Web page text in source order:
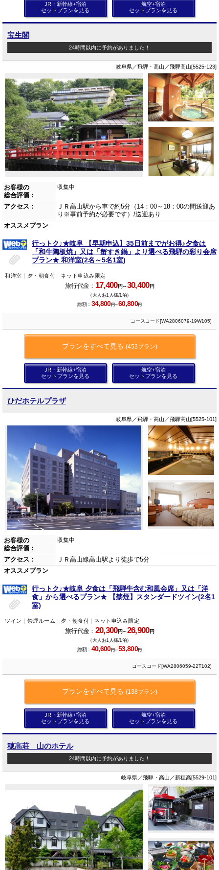
JR・新幹線+宿泊
セットプランを見る
航空+宿泊
セットプランを見る
宝生閣
24時間以内に予約がありました！
岐阜県／飛騨・高山／飛騨高山[5525-123]
お客様の
総合評価：
収集中
アクセス：
ＪＲ高山駅から車で約5分（14：00～18：00の間送迎あ
り※事前予約が必要です）/送迎あり
オススメプラン
行っトク♪★岐阜 【早期申込】35日前までがお得♪夕食は
「和牛陶板焼」又は「蟹すき鍋」より選べる飛騨の彩り会席
プラン★ 和洋室(2名～5名1室)
和洋室 夕・朝食付 ネット申込み限定
旅行代金： 17,400円～30,400円
（大人お1人様/1泊）
総額： 34,800円～60,800円
コースコード[WA2806079-19W105]
プランをすべて見る (453プラン)
JR・新幹線+宿泊
セットプランを見る
航空+宿泊
セットプランを見る
ひだホテルプラザ
岐阜県／飛騨・高山／飛騨高山[5525-101]
お客様の
総合評価：
収集中
アクセス：
ＪＲ高山線高山駅より徒歩で5分
オススメプラン
行っトク♪★岐阜 夕食は「飛騨牛含む和風会席」又は「洋
食」から選べるプラン★ 【禁煙】スタンダードツイン(2名1
室)
ツイン 禁煙ルーム 夕・朝食付 ネット申込み限定
旅行代金： 20,300円～26,900円
（大人お1人様/1泊）
総額： 40,600円～53,800円
コースコード[WA2806059-22T102]
プランをすべて見る (138プラン)
JR・新幹線+宿泊
セットプランを見る
航空+宿泊
セットプランを見る
穂高荘 山のホテル
24時間以内に予約がありました！
岐阜県／飛騨・高山／新穂高[5529-101]